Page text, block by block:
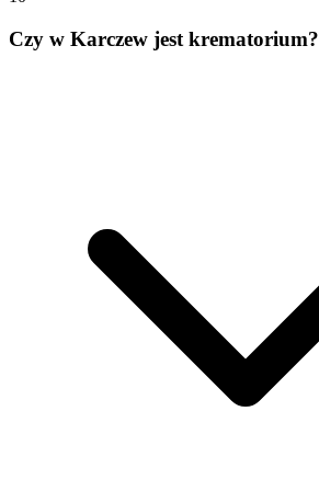
Czy w Karczew jest krematorium?